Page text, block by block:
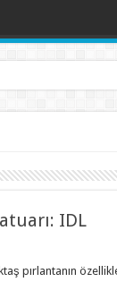
IDL
pırlantanın